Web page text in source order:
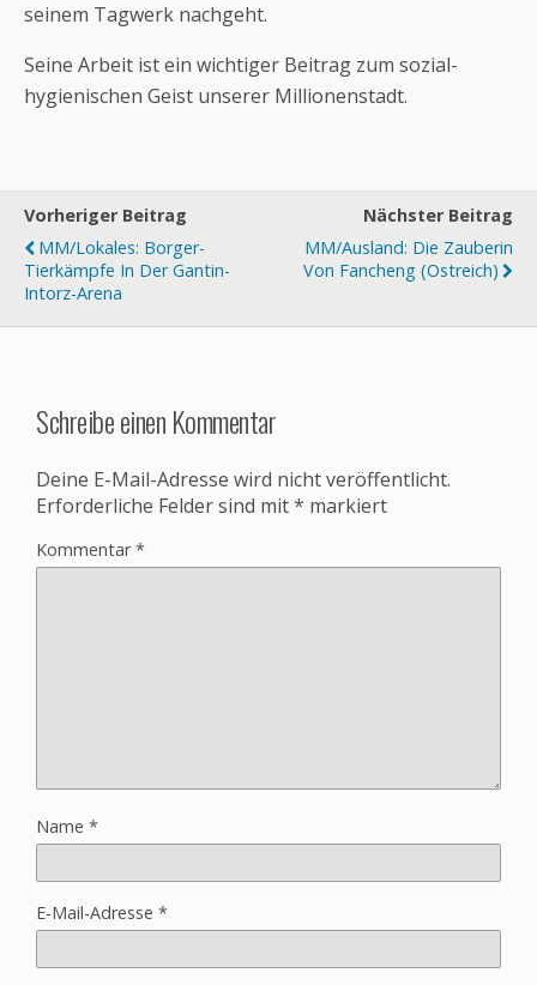
seinem Tagwerk nachgeht.
Seine Arbeit ist ein wichtiger Beitrag zum sozial-
hygienischen Geist unserer Millionenstadt.
Vorheriger Beitrag
MM/Lokales: Borger-
Tierkämpfe In Der Gantin-
Intorz-Arena
Nächster Beitrag
MM/Ausland: Die Zauberin
Von Fancheng (Ostreich)
Schreibe einen Kommentar
Deine E-Mail-Adresse wird nicht veröffentlicht.
Erforderliche Felder sind mit* markiert
Kommentar*
Name *
E-Mail-Adresse *